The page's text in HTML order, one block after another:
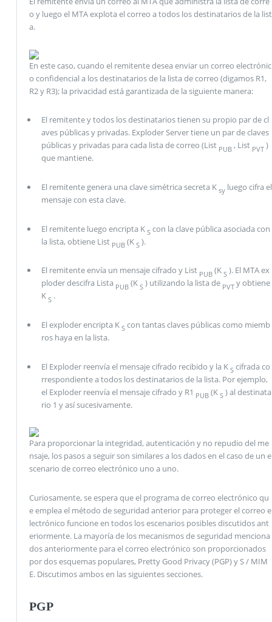
o y luego el MTA explota el correo a todos los destinatarios de la list
a.
En este caso, cuando el remitente desea enviar un correo electrónic
o confidencial a los destinatarios de la lista de correo (digamos R1,
R2 y R3); la privacidad está garantizada de la siguiente manera:
El remitente y todos los destinatarios tienen su propio par de cl
aves públicas y privadas. Exploder Server tiene un par de claves
públicas y privadas para cada lista de correo (List PUB , List PVT)
que mantiene.
El remitente genera una clave simétrica secreta K syluego cifra el
mensaje con esta clave.
El remitente luego encripta K S con la clave pública asociada con
la lista, obtiene List PUB (K S ).
El remitente envía un mensaje cifrado y List PUB (K S ). El MTA ex
ploder descifra Lista PUB (K S ) utilizando la lista de PVTy obtiene
K S .
El exploder encripta K S con tantas claves públicas como miemb
ros haya en la lista.
El Exploder reenvía el mensaje cifrado recibido y la K S cifrada co
rrespondiente a todos los destinatarios de la lista. Por ejemplo,
el Exploder reenvía el mensaje cifrado y R1 PUB (K S ) al destinata
rio 1 y así sucesivamente.
Para proporcionar la integridad, autenticación y no repudio del me
nsaje, los pasos a seguir son similares a los dados en el caso de un e
scenario de correo electrónico uno a uno.
Curiosamente, se espera que el programa de correo electrónico qu
e emplea el método de seguridad anterior para proteger el correo e
lectrónico funcione en todos los escenarios posibles discutidos ant
eriormente. La mayoría de los mecanismos de seguridad menciona
dos anteriormente para el correo electrónico son proporcionados
por dos esquemas populares, Pretty Good Privacy (PGP) y S / MIM
E. Discutimos ambos en las siguientes secciones.
PGP